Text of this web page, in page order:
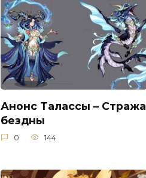
Анонс Талассы – Стража
бездны
0 144